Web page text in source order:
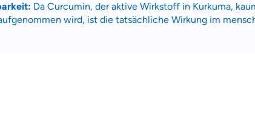
Da Curcumin, der aktive Wirkstoff in Kurkuma,
wird, ist die tatsächliche Wirkung im